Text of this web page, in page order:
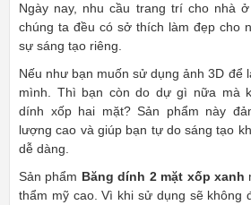
Ngày nay, nhu cầu trang trí cho nhà
chúng ta đều có sở thích làm đẹp cho
sự sáng tạo riêng.
Nếu như bạn muốn sử dụng ảnh 3D để
mình. Thì bạn còn do dự gì nữa mà
dính xốp hai mặt? Sản phẩm này
lượng cao và giúp bạn tự do sáng tạo
dễ dàng.
Sản phẩm Băng dính 2 mặt xốp xanh
thẩm mỹ cao. Vì khi sử dụng sẽ không